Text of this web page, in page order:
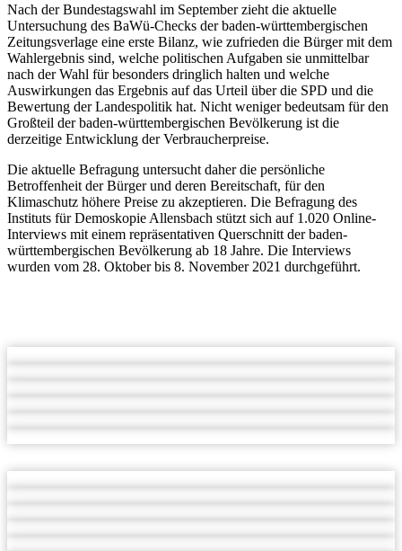
Nach der Bundestagswahl im September zieht die aktuelle
Untersuchung des BaWü-Checks der baden-württembergischen
Zeitungsverlage eine erste Bilanz, wie zufrieden die Bürger mit dem
Wahlergebnis sind, welche politischen Aufgaben sie unmittelbar
nach der Wahl für besonders dringlich halten und welche
Auswirkungen das Ergebnis auf das Urteil über die SPD und die
Bewertung der Landespolitik hat. Nicht weniger bedeutsam für den
Großteil der baden-württembergischen Bevölkerung ist die
derzeitige Entwicklung der Verbraucherpreise.
Die aktuelle Befragung untersucht daher die persönliche
Betroffenheit der Bürger und deren Bereitschaft, für den
Klimaschutz höhere Preise zu akzeptieren. Die Befragung des
Instituts für Demoskopie Allensbach stützt sich auf 1.020 Online-
Interviews mit einem repräsentativen Querschnitt der baden-
württembergischen Bevölkerung ab 18 Jahre. Die Interviews
wurden vom 28. Oktober bis 8. November 2021 durchgeführt.